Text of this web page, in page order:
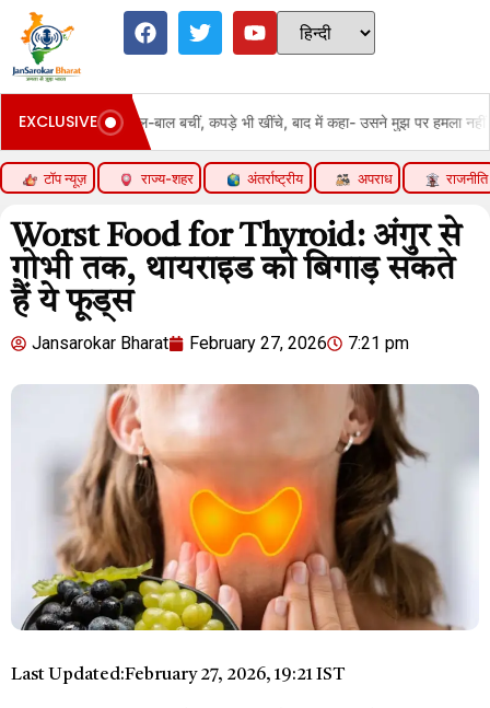
EXCLUSIVE
हमला:बाल-बाल बचीं, कपड़े भी खींचे, बाद में कहा- उसने मुझ पर हमला नहीं किया
टॉप न्यूज़ राज्य-शहर अंतर्राष्ट्रीय अपराध राजनीति
Worst Food for Thyroid: अंगुर से
गोभी तक, थायराइड को बिगाड़ सकते
हैं ये फूड्स
Jansarokar Bharat February 27, 2026 7:21 pm
Last Updated:February 27, 2026, 19:21 IST